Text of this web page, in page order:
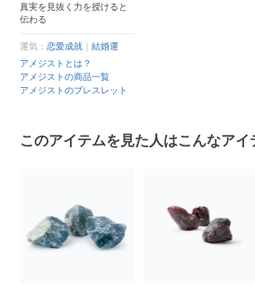
真実を見抜く力を授けると
伝わる
運気：恋愛成就 ｜結婚運
アメジストとは？
アメジストの商品一覧
アメジストのブレスレット
このアイテムを見た人はこんなア